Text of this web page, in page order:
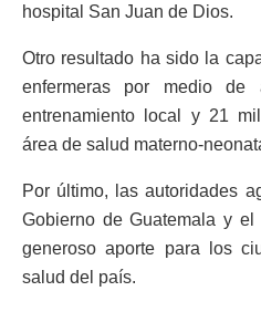
hospital San Juan de Dios.
Otro resultado ha sido la
enfermeras por medio
entrenamiento local y 21
área de salud materno-
Por último, las autoridades
Gobierno de Guatemala y
generoso aporte para los
salud del país.